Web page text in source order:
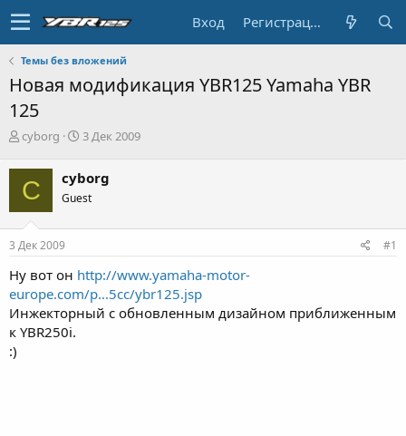
Вход Регистрация
Темы без вложений
Hoвaя модификация YBR125 Yamaha YBR
125
А
т
о
р
т
е
м
cyborg
Д
а
н
ч
а
3 Дек 2009
C cyborg
Guest
3 Дек 2009 #1
Hy вот он http://www.yamaha-motor-
europe.com/p...5cc/ybr125.jsp
Инжекторный с обновленным дизайном приближенным
к YBR250i.
:)